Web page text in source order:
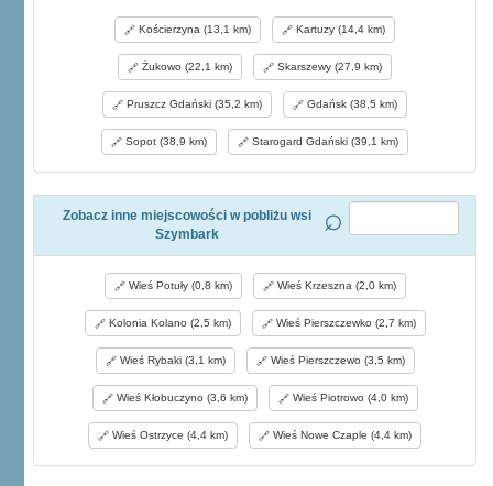
Kościerzyna (13,1 km) Kartuzy (14,4 km)
Żukowo (22,1 km) Skarszewy (27,9 km)
Pruszcz Gdański (35,2 km) Gdańsk (38,5 km)
Sopot (38,9 km) Starogard Gdański (39,1 km)
Zobacz inne miejscowości w pobliżu wsi
Szymbark
Wieś Potuły (0,8 km) Wieś Krzeszna (2,0 km)
Kolonia Kolano (2,5 km) Wieś Pierszczewko (2,7 km)
Wieś Rybaki (3,1 km) Wieś Pierszczewo (3,5 km)
Wieś Kłobuczyno (3,6 km) Wieś Piotrowo (4,0 km)
Wieś Ostrzyce (4,4 km) Wieś Nowe Czaple (4,4 km)